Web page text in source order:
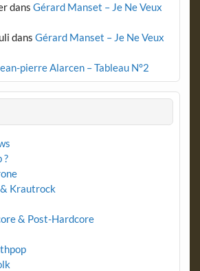
dans Gérard Manset – Je Ne Veux
dans Gérard Manset – Je Ne Veux
pierre Alarcen – Tableau N°2
?
Krautrock
& Post-Hardcore